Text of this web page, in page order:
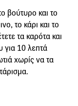
βούτυρο και το
το κάρι και το
τα καρότα και
για 10 λεπτά
χωρίς να τα